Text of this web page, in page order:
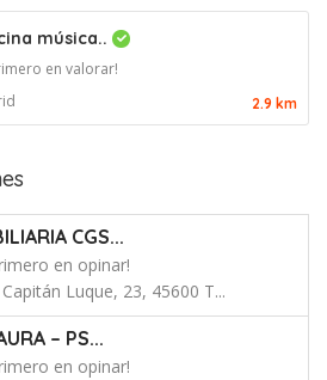
música..
en valorar!
2.9 km
CGS...
en opinar!
Luque, 23, 45600 T...
– PS...
en opinar!